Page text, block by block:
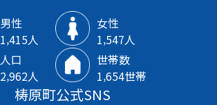
男性
1‚415人
女性
1‚547人
人口
2‚962人
世帯数
1‚654世帯
梼原町公式SNS